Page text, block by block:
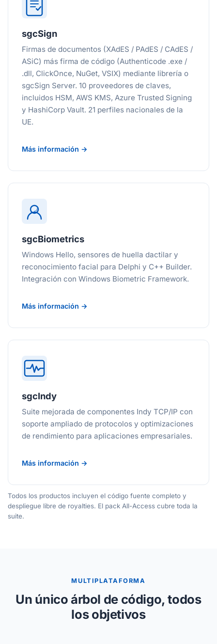
sgcSign
Firmas de documentos (XAdES / PAdES / CAdES /
ASiC) más firma de código (Authenticode .exe /
.dll, ClickOnce, NuGet, VSIX) mediante librería o
sgcSign Server. 10 proveedores de claves,
incluidos HSM, AWS KMS, Azure Trusted Signing
y HashiCorp Vault. 21 perfiles nacionales de la
UE.
Más información →
sgcBiometrics
Windows Hello, sensores de huella dactilar y
reconocimiento facial para Delphi y C++ Builder.
Integración con Windows Biometric Framework.
Más información →
sgcIndy
Suite mejorada de componentes Indy TCP/IP con
soporte ampliado de protocolos y optimizaciones
de rendimiento para aplicaciones empresariales.
Más información →
Todos los productos incluyen el código fuente completo y
despliegue libre de royalties. El pack All-Access cubre toda la
suite.
MULTIPLATAFORMA
Un único árbol de código, todos
los objetivos